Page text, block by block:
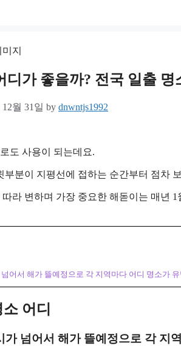
디가 좋을까? 전국 일출 명
12월 31일 by dnwntjs1992
도 사용이 되는데요.
부분이 지평선에 접하는 순간부터 점차
라 변하며 가장 중요한 해돋이는 매년
어서 해가 뜰예정으로 각 지역마다 어디 명소가
어디
가 넘어서 해가 뜰예정으로 각 지